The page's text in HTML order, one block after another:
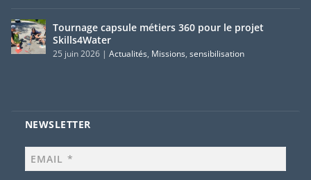
Tournage capsule métiers 360 pour le projet
Skills4Water
25 juin 2026| Actualités, Missions, sensibilisation
NEWSLETTER